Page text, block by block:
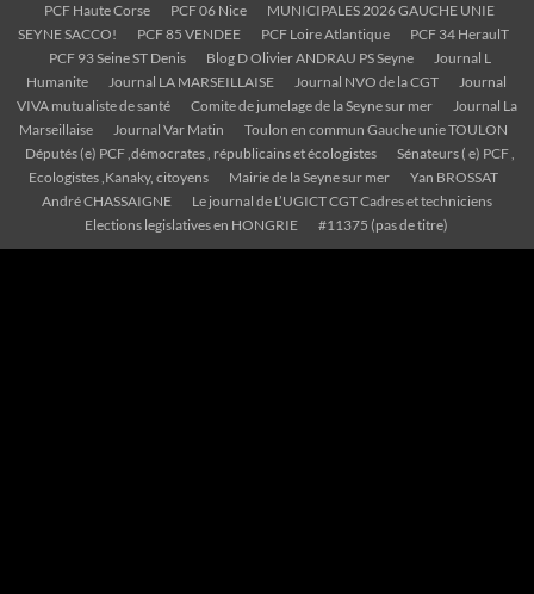
PCF Haute Corse
PCF 06 Nice
MUNICIPALES 2026 GAUCHE UNIE
SEYNE SACCO!
PCF 85 VENDEE PCF Loire Atlantique
PCF 34 HeraulT
PCF 93 Seine ST Denis
Blog D Olivier ANDRAU PS Seyne
Journal L
Humanite
Journal LA MARSEILLAISE Journal NVO de la CGT
Journal
VIVA mutualiste de santé
Comite de jumelage de la Seyne sur mer
Journal La
Marseillaise
Journal Var Matin
Toulon en commun Gauche unie TOULON
Députés (e) PCF ,démocrates , républicains et écologistes
Sénateurs ( e) PCF ,
Ecologistes ,Kanaky, citoyens
Mairie de la Seyne sur mer
Yan BROSSAT
André CHASSAIGNE
Le journal de L’UGICT CGT Cadres et techniciens
Elections legislatives en HONGRIE
#11375 (pas de titre)